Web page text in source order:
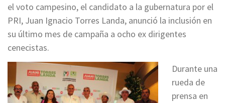
el voto campesino, el candidato a la gubernatura por el
PRI, Juan Ignacio Torres Landa, anunció la inclusión en
su último mes de campaña a ocho ex dirigentes
cenecistas.
Durante una
rueda de
prensa en